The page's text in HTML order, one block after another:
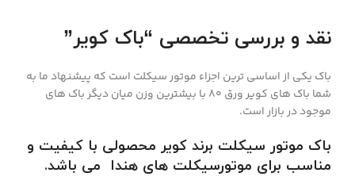
نقد و بررسی تخصصی “باک کویر”
باک یکی از اساسی ترین اجزاء موتور سیکلت است که پیشنهاد ما به
شما باک های کویر ورق 80 با بیشترین وزن میان دیگر باک های
موجود در بازار است.
باک موتور سیکلت برند کویر محصولی با کیفیت و
مناسب برای موتورسیکلت های هندا می باشد.